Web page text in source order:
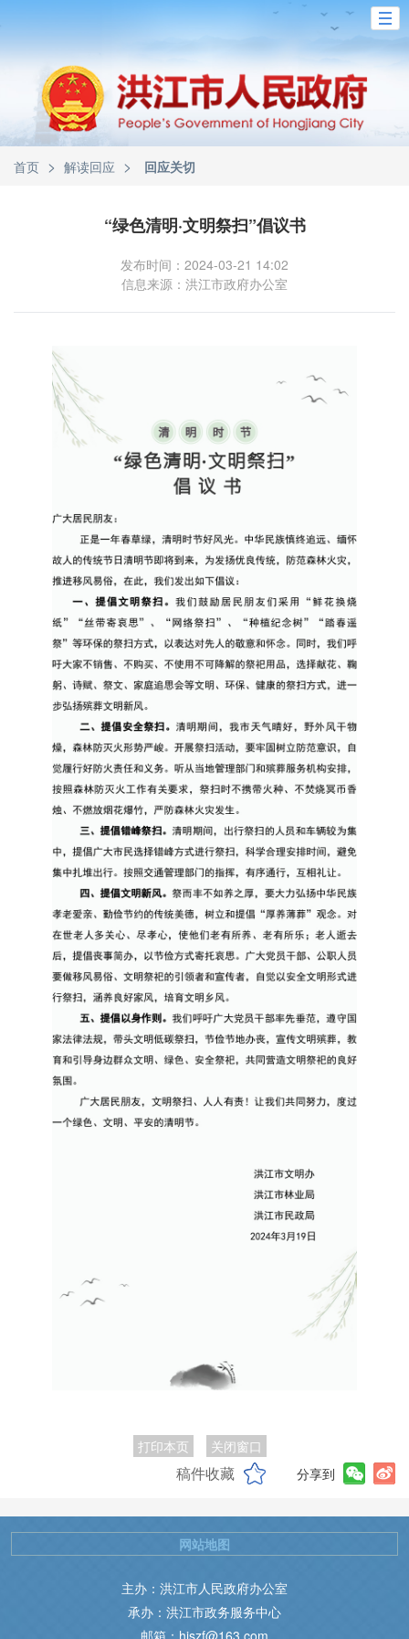
首页 > 解读回应 > 回应关切
“绿色清明·文明祭扫”倡议书
发布时间：2024-03-21 14:02
信息来源：洪江市政府办公室
打印本页 关闭窗口
稿件收藏 分享到
主办：洪江市人民政府办公室
承办：洪江市政务服务中心
邮箱：hjszf@163.com
网站地图